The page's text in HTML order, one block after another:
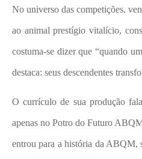
No universo das competições,
ao animal prestígio vitalício,
costuma-se dizer que “quando
destaca: seus descendentes
O currículo de sua produção
apenas no Potro do Futuro
entrou para a história da ABQM,